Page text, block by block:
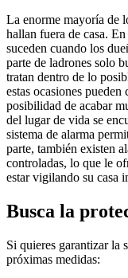
La enorme mayoría de
hallan fuera de casa.
suceden cuando los
parte de ladrones solo
tratan dentro de lo
estas ocasiones
posibilidad de acabar
del lugar de vida se
sistema de alarma
parte, también existen
controladas, lo que le
estar vigilando su casa
Busca la
Si quieres garantizar la
próximas medidas: